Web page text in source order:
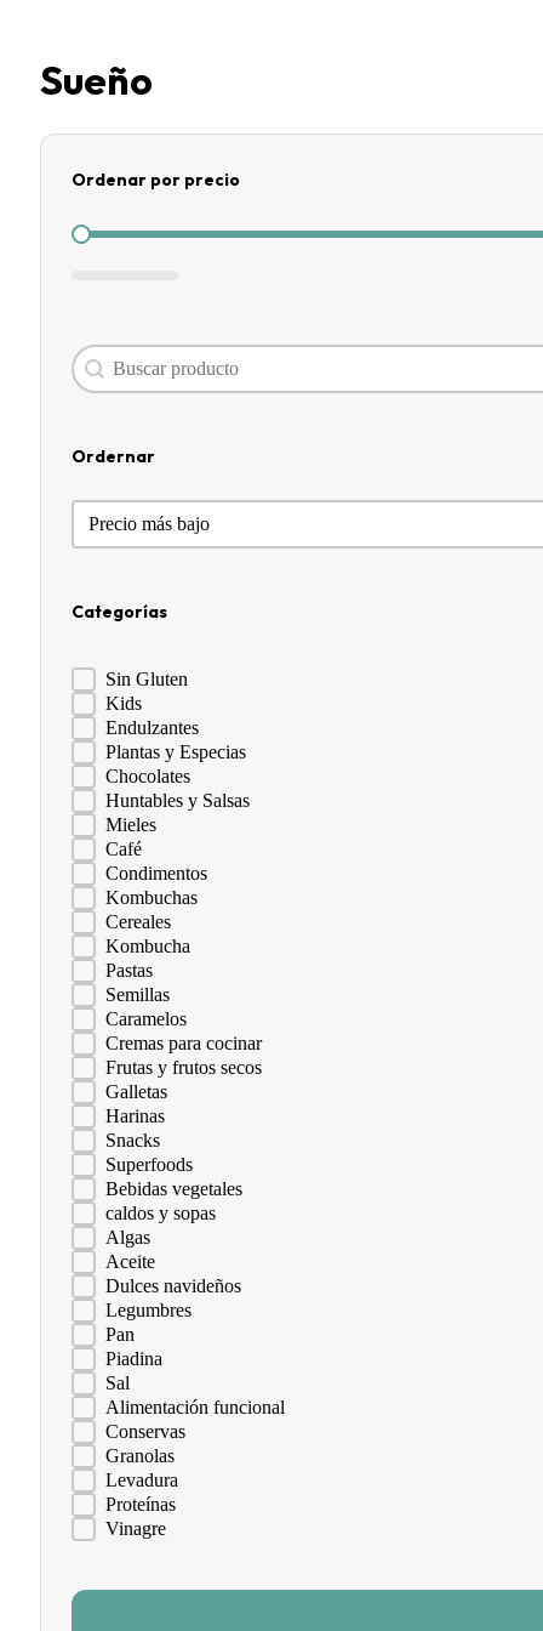
Sueño
Ordenar por precio
Ordenar por precio
Buscador
Search content
Ordernar
Ordernar
Ordernar
Categorías
CategoríasSin Gluten
Kids
Endulzantes
Plantas y Especias
Chocolates
Huntables y Salsas
Mieles
Café
Condimentos
Kombuchas
Cereales
Kombucha
Pastas
Semillas
Caramelos
Cremas para cocinar
Frutas y frutos secos
Galletas
Harinas
Snacks
Superfoods
Bebidas vegetales
caldos y sopas
Algas
Aceite
Dulces navideños
Legumbres
Pan
Piadina
Sal
Alimentación funcional
Conservas
Granolas
Levadura
Proteínas
Vinagre